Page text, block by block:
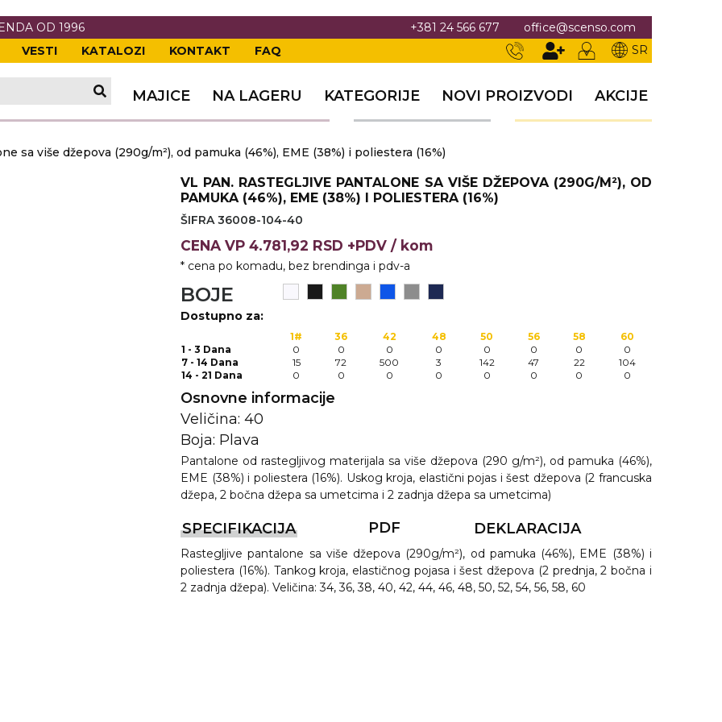
OD 1996 +381 24 566 677
office@scenso.com
VESTI KATALOZI KONTAKT FAQ SR
MAJICE NA LAGERU KATEGORIJE NOVI PROIZVODI AKCIJE
OPREMA
I PANOI
sa više džepova (290g/m²), od pamuka (46%), EME (38%) i poliestera (16%)
VL PAN. RASTEGLJIVE PANTALONE SA VIŠE DŽEPOVA (290G/M²), OD
PAMUKA (46%), EME (38%) I POLIESTERA (16%)
ŠIFRA 36008-104-40
CENA VP 4.781,92 RSD +PDV / kom
* cena po komadu, bez brendinga i pdv-a
BOJE
Dostupno za:
1# 36 42 48 50 56 58
60
1 - 3 Dana
0 0 0 0 0 0 0
0
7 - 14 Dana
15 72 500 3 142 47 22
104
14 - 21 Dana
0 0 0 0 0 0 0 0
Osnovne informacije
Veličina: 40
Boja: Plava
Pantalone od rastegljivog materijala sa više džepova (290 g/m²), od pamuka (46%),
EME (38%) i poliestera (16%). Uskog kroja, elastični pojas i šest džepova (2 francuska
džepa, 2 bočna džepa sa umetcima i 2 zadnja džepa sa umetcima)
SPECIFIKACIJA PDF DEKLARACIJA
Rastegljive pantalone sa više džepova (290g/m²), od pamuka (46%), EME (38%) i
poliestera (16%). Tankog kroja, elastičnog pojasa i šest džepova (2 prednja, 2 bočna i
2 zadnja džepa). Veličina: 34, 36, 38, 40, 42, 44, 46, 48, 50, 52, 54, 56, 58, 60